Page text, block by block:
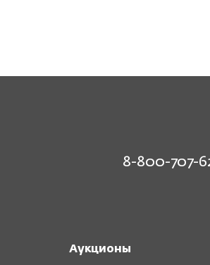
8-800-707-
Аукционы